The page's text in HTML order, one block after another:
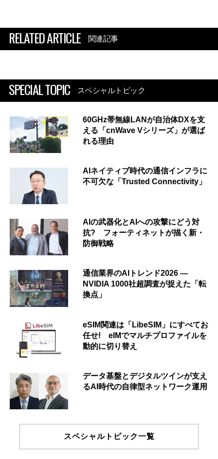
RELATED ARTICLE 関連記事
SPECIAL TOPIC スペシャルトピック
60GHz帯無線LANが自治体DXを支
える「cnWave Vシリーズ」が選ば
れる理由
AIネイティブ時代の通信インフラに
不可欠な「Trusted Connectivity」
AIの武器化とAIへの攻撃にどう対
抗? フォーティネットが描く新・
防御戦略
通信業界のAIトレンド2026 ―
NVIDIA 1000社超調査が捉えた「転
換点」
eSIM関連は「LibeSIM」にすべてお
任せ! eIMでマルチプロファイルを
動的に切り替え
データ基盤とデジタルツインが支え
るAI時代の自律型ネットワーク運用
スペシャルトピック一覧